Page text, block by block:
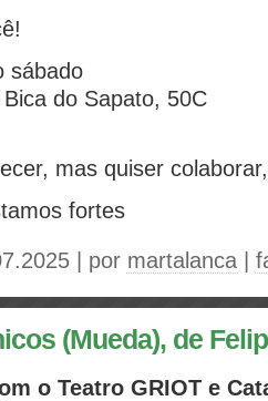
sábado
do Sapato, 50C
mas quiser
fortes
| por martalanca
(Mueda), de
o Teatro GRIOT e